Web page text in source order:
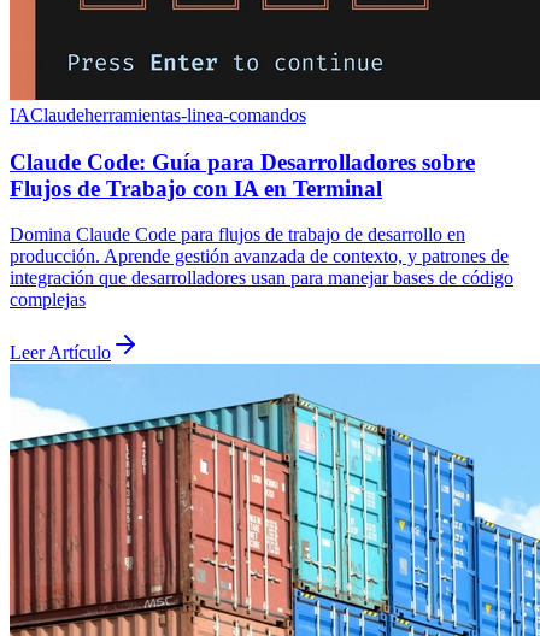
IAClaudeherramientas-linea-comandos
Claude Code: Guía para Desarrolladores sobre
Flujos de Trabajo con IA en Terminal
Domina Claude Code para flujos de trabajo de desarrollo en
producción. Aprende gestión avanzada de contexto, y patrones de
integración que desarrolladores usan para manejar bases de código
complejas
Leer Artículo